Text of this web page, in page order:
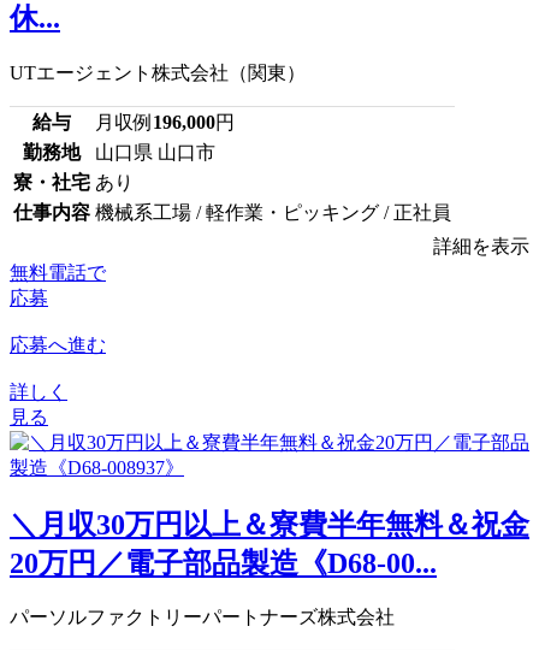
休...
UTエージェント株式会社（関東）
給与 月収例 196,000円
勤務地
山口県 山口市
寮・社宅 あり
仕事内容 機械系工場 / 軽作業・ピッキング / 正社員
詳細を表示
無料電話で
応募
応募へ進む
詳しく
見る
＼月収30万円以上＆寮費半年無料＆祝金
20万円／電子部品製造《D68-00...
パーソルファクトリーパートナーズ株式会社